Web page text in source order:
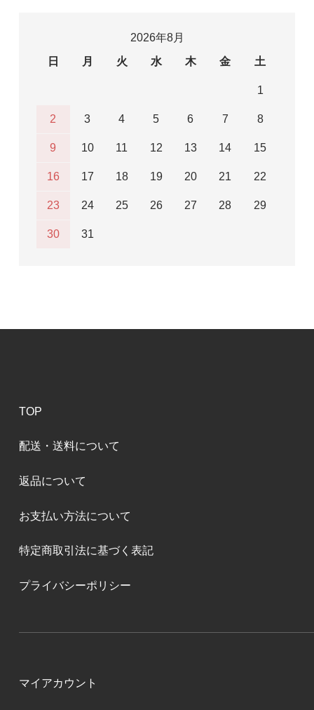
2026年8月
日
月 火 水 木 金 土
1
2 3 4 5 6 7 8
9 10 11 12 13 14 15
16 17 18 19 20 21 22
23 24 25 26 27 28 29
30 31
TOP
配送・送料について
返品について
お支払い方法について
特定商取引法に基づく表記
プライバシーポリシー
マイアカウント